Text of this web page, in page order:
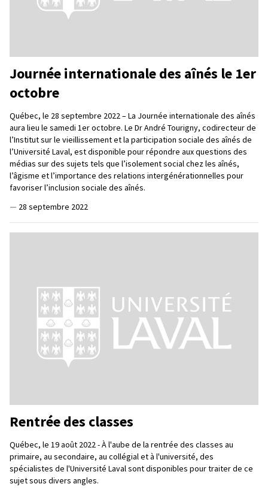
Journée internationale des aînés le 1er
octobre
Québec, le 28 septembre 2022 – La Journée internationale des aînés
aura lieu le samedi 1er octobre. Le Dr André Tourigny, codirecteur de
l’Institut sur le vieillissement et la participation sociale des aînés de
l’Université Laval, est disponible pour répondre aux questions des
médias sur des sujets tels que l’isolement social chez les aînés,
l’âgisme et l’importance des relations intergénérationnelles pour
favoriser l’inclusion sociale des aînés.
— 28 septembre 2022
Rentrée des classes
Québec, le 19 août 2022 - À l'aube de la rentrée des classes au
primaire, au secondaire, au collégial et à l'université, des
spécialistes de l'Université Laval sont disponibles pour traiter de ce
sujet sous divers angles.